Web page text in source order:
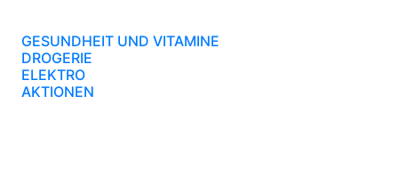
GESUNDHEIT UND VITAMINE
DROGERIE
ELEKTRO
AKTIONEN